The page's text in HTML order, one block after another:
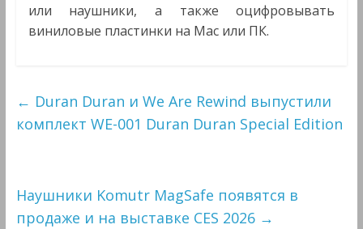
или наушники, а также оцифровывать
виниловые пластинки на Mac или ПК.
← Duran Duran и We Are Rewind выпустили
комплект WE-001 Duran Duran Special Edition
Наушники Komutr MagSafe появятся в
продаже и на выставке CES 2026 →